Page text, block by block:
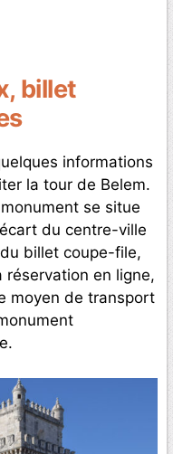
billet
informations
la tour de Belem.
se situe
du centre-ville
billet coupe-file,
en ligne,
moyen de transport